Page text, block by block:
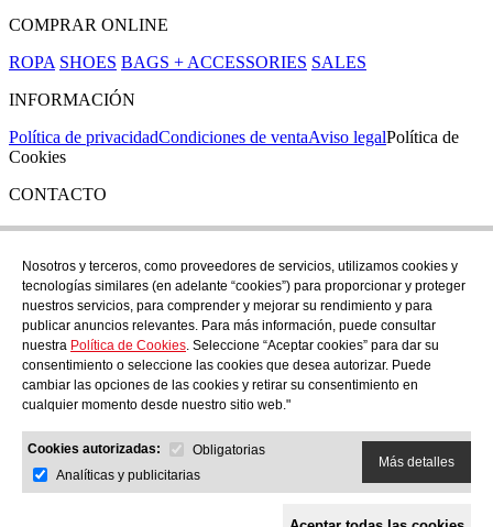
COMPRAR ONLINE
ROPA SHOES BAGS + ACCESSORIES SALES
INFORMACIÓN
Política de privacidadCondiciones de ventaAviso legalPolítica de
Cookies
CONTACTO
Si tienes cualquier duda puedes contactar con nosotros en nuestra
TEL: +34 972 21 30 04
EMAIL: despiral@despiral.com
SÍGUENOS EN
Instagram
Financiado por la Unión Europea -
NextGeneration EU
Nosotros y terceros, como proveedores de servicios, utilizamos cookies y
tecnologías similares (en adelante “cookies”) para proporcionar y proteger
nuestros servicios, para comprender y mejorar su rendimiento y para
publicar anuncios relevantes. Para más información, puede consultar
nuestra Política de Cookies. Seleccione “Aceptar cookies” para dar su
consentimiento o seleccione las cookies que desea autorizar. Puede
cambiar las opciones de las cookies y retirar su consentimiento en
cualquier momento desde nuestro sitio web."
Cookies autorizadas:
Obligatorias
Analíticas y publicitarias
Más detalles